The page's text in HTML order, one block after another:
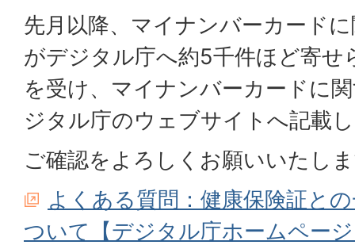
先月以降、マイナンバーカード
がデジタル庁へ約5千件ほど寄せ
を受け、マイナンバーカードに
ジタル庁のウェブサイトへ記載
ご確認をよろしくお願いいたし
よくある質問：健康保険証と
ついて【デジタル庁ホームペー